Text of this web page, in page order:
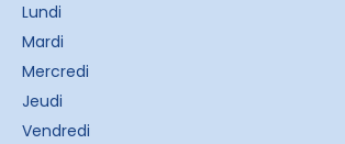
Lundi
Mardi
Mercredi
Jeudi
Vendredi